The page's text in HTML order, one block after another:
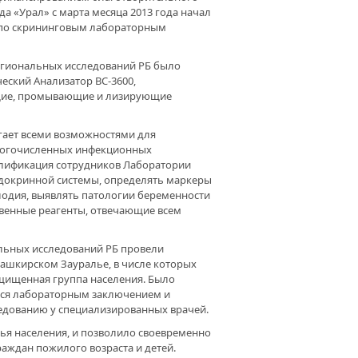
– ЗНАЧИТ СПАСТИ
II. КЛИНИКА БГМУ
РАСШИРЯТЬ
ЛЕЧЕНИЯ
ФОНД
ПРОДОЛЖАЕТ
МЕДИЦИНСКИЕ
РЕСПУБЛИКИ
«Урал» с марта месяца 2013 года начал
скрининговым лабораторным
исследований РБ было
Анализатор ВС-3600,
промывающие и лизирующие
всеми возможностями для
инфекционных
сотрудников Лаборатории
системы, определять маркеры
выявлять патологии беременности
реагенты, отвечающие всем
исследований РБ провели
Зауралье, в числе которых
группа населения. Было
лабораторным заключением и
у специализированных врачей.
населения, и позволило своевременно
пожилого возраста и детей.